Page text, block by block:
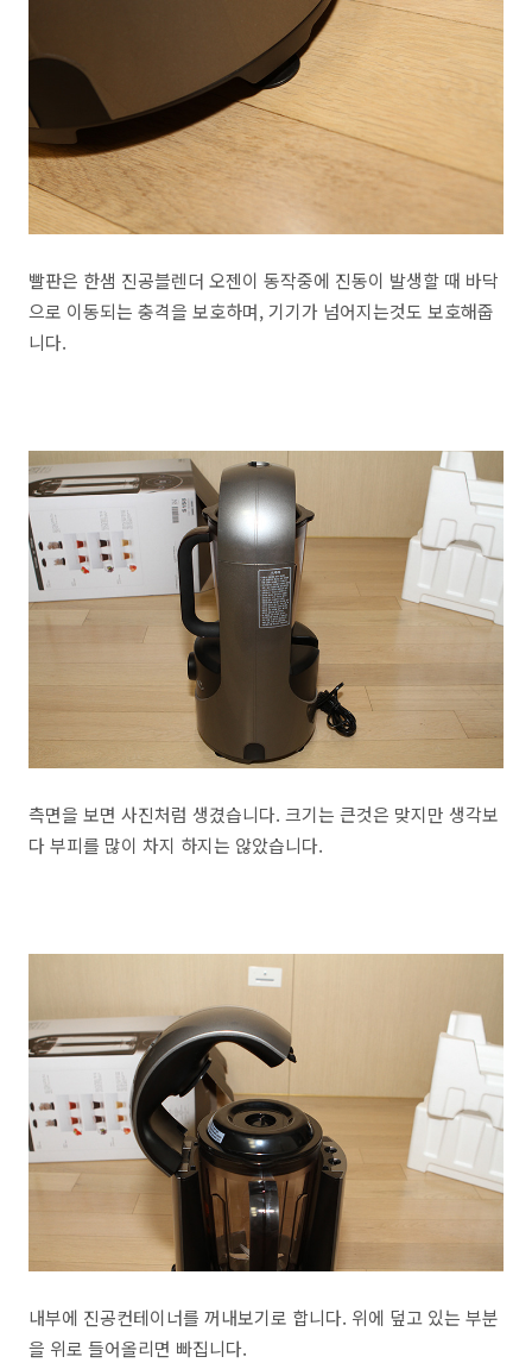
빨판은 한샘 진공블렌더 오젠이 동작중에 진동이 발생할 때 바닥
으로 이동되는 충격을 보호하며, 기기가 넘어지는것도 보호해줍
니다.
측면을 보면 사진처럼 생겼습니다. 크기는 큰것은 맞지만 생각보
다 부피를 많이 차지 하지는 않았습니다.
내부에 진공컨테이너를 꺼내보기로 합니다. 위에 덮고 있는 부분
을 위로 들어올리면 빠집니다.